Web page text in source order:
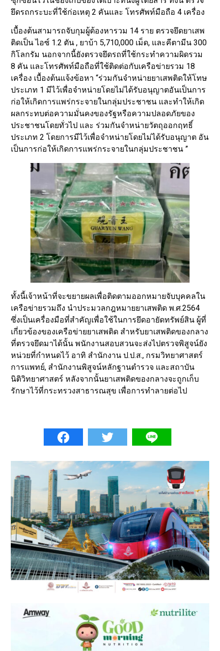
ยึดรถกระบะที่ใช้ก่อเหตุ 2 คันและ โทรศัพท์มือถือ 4 เครื่อง
เบื้องต้นสามารถจับกุมผู้ต้องหารวม 14 ราย ตรวจยึดยาเสพ
ติดเป็น ไอซ์ 1.2 ตัน , ยาบ้า 5,710,000 เม็ด, และคีตามีน 300
กิโลกรัม นอกจากนี้ยังตรวจยึดรถที่ใช้กระทำความผิดรวม
8 คัน และโทรศัพท์มือถือที่ใช้ติดต่อกับเครือข่ายรวม 18
เครื่อง เบื้องต้นแจ้งข้อหา “ร่วมกันจำหน่ายยาเสพติดให้โทษ
ประเภท 1 มีไว้เพื่อจำหน่ายโดยไม่ได้รับอนุญาตอันเป็นการ
ก่อให้เกิดการแพร่กระจายในกลุ่มประชาชน และทำให้เกิด
ผลกระทบต่อความมั่นคงของรัฐหรือความปลอดภัยของ
ประชาชนโดยทั่วไป และ ร่วมกันจำหน่ายวัตถุออกฤทธิ์
ประเภท 2 โดยการมีไว้เพื่อจำหน่ายโดยไม่ได้รับอนุญาต อัน
เป็นการก่อให้เกิดการแพร่กระจายในกลุ่มประชาชน ”
ทั้งนี้เจ้าหน้าที่จะขยายผลเพื่อติดตามออกหมายจับบุคคลใน
เครือข่ายรวมถึง นำประมวลกฎหมายยาเสพติด พ.ศ.2564
ซึ่งเป็นเครื่องมือที่สำคัญเพื่อใช้ในการยึดอายัดทรัพย์สิน ผู้ที่
เกี่ยวข้องของเครือข่ายยาเสพติด สำหรับยาเสพติดของกลาง
ที่ตรวจยึดมาได้นั้น พนักงานสอบสวนจะส่งไปตรวจพิสูจน์ยัง
หน่วยที่กำหนดไว้ อาทิ สำนักงาน ป.ป.ส., กรมวิทยาศาสตร์
การแพทย์, สำนักงานพิสูจน์หลักฐานตำรวจ และสถาบัน
นิติวิทยาศาสตร์ หลังจากนั้นยาเสพติดของกลางจะถูกเก็บ
รักษาไว้ที่กระทรวงสาธารณสุข เพื่อการทำลายต่อไป